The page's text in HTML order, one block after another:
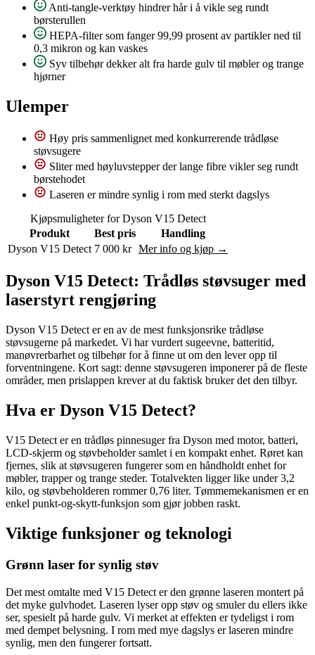
Anti-tangle-verktøy hindrer hår i å vikle seg rundt
børsterullen
HEPA-filter som fanger 99,99 prosent av partikler ned til
0,3 mikron og kan vaskes
Syv tilbehør dekker alt fra harde gulv til møbler og trange
hjørner
Ulemper
Høy pris sammenlignet med konkurrerende trådløse
støvsugere
Sliter med høyluvstepper der lange fibre vikler seg rundt
børstehodet
Laseren er mindre synlig i rom med sterkt dagslys
Kjøpsmuligheter for Dyson V15 Detect
Produkt
Best pris
Handling
Dyson V15 Detect 7 000 kr Mer info og kjøp →
Dyson V15 Detect: Trådløs støvsuger med
laserstyrt rengjøring
Dyson V15 Detect er en av de mest funksjonsrike trådløse
støvsugerne på markedet. Vi har vurdert sugeevne, batteritid,
manøvrerbarhet og tilbehør for å finne ut om den lever opp til
forventningene. Kort sagt: denne støvsugeren imponerer på de fleste
områder, men prislappen krever at du faktisk bruker det den tilbyr.
Hva er Dyson V15 Detect?
V15 Detect er en trådløs pinnesuger fra Dyson med motor, batteri,
LCD-skjerm og støvbeholder samlet i en kompakt enhet. Røret kan
fjernes, slik at støvsugeren fungerer som en håndholdt enhet for
møbler, trapper og trange steder. Totalvekten ligger like under 3,2
kilo, og støvbeholderen rommer 0,76 liter. Tømmemekanismen er en
enkel punkt-og-skytt-funksjon som gjør jobben raskt.
Viktige funksjoner og teknologi
Grønn laser for synlig støv
Det mest omtalte med V15 Detect er den grønne laseren montert på
det myke gulvhodet. Laseren lyser opp støv og smuler du ellers ikke
ser, spesielt på harde gulv. Vi merket at effekten er tydeligst i rom
med dempet belysning. I rom med mye dagslys er laseren mindre
synlig, men den fungerer fortsatt.